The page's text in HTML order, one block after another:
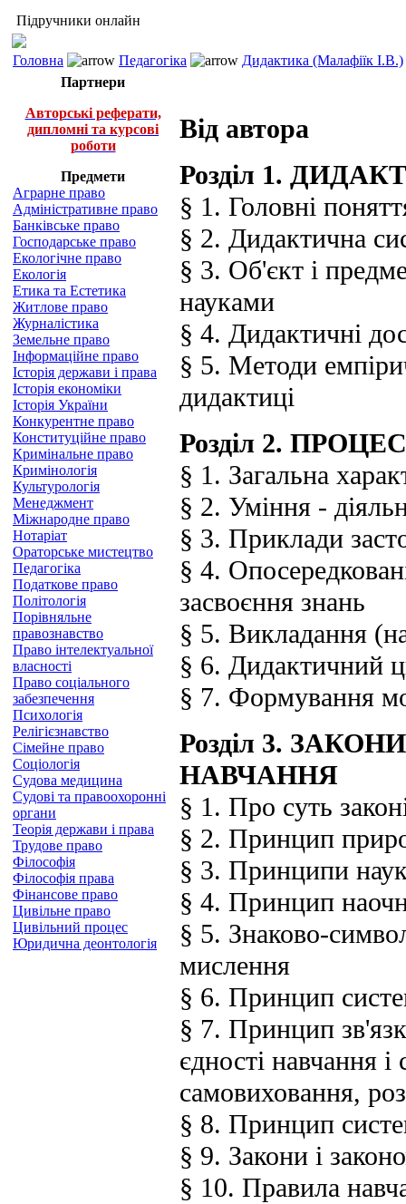
Підручники онлайн
Головна Педагогіка
Дидактика (Малафіїк І.В.)
Партнери
Авторські реферати,
дипломні та курсові
роботи
Предмети
Аграрне право
Адміністративне право
Банківське право
Господарське право
Екологічне право
Екологія
Етика та Естетика
Житлове право
Журналістика
Земельне право
Інформаційне право
Історія держави і права
Історія економіки
Історія України
Конкурентне право
Конституційне право
Кримінальне право
Кримінологія
Культурологія
Менеджмент
Міжнародне право
Нотаріат
Ораторське мистецтво
Педагогіка
Податкове право
Політологія
Порівняльне
правознавство
Право інтелектуальної
власності
Право соціального
забезпечення
Психологія
Релігієзнавство
Сімейне право
Соціологія
Судова медицина
Судові та правоохоронні
органи
Теорія держави і права
Трудове право
Філософія
Філософія права
Фінансове право
Цивільне право
Цивільний процес
Юридична деонтологія
Від автора
Розділ 1.
§ 1. Головні
§ 2. Дидактична
§ 3. Об'єкт і
науками
§ 4. Дидактичні
§ 5. Методи
дидактиці
Розділ 2.
§ 1. Загальна
§ 2. Уміння -
§ 3. Приклади
§ 4.
засвоєння знань
§ 5. Викладання
§ 6. Дидактичний
§ 7. Формування
Розділ 3.
НАВЧАННЯ
§ 1. Про суть
§ 2. Принцип
§ 3. Принципи
§ 4. Принцип
§ 5. Знаково-
мислення
§ 6. Принцип
§ 7. Принцип
єдності навчання
самовиховання,
§ 8. Принцип
§ 9. Закони і
§ 10. Правила